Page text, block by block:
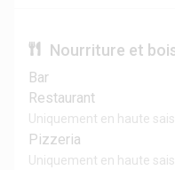
Nourriture et
Bar
Restaurant
Uniquement en haute
Pizzeria
Uniquement en haute